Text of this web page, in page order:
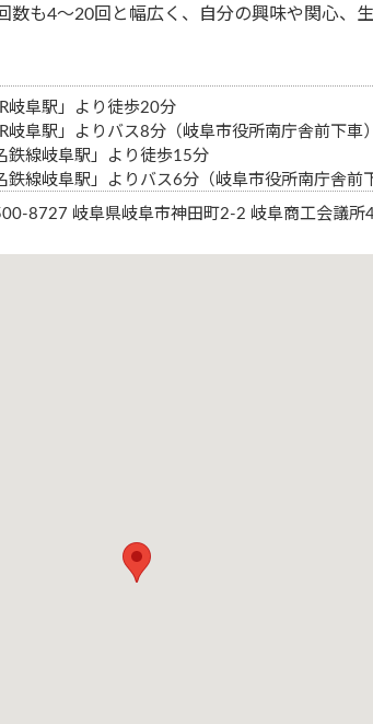
数も4～20回と幅広く、自分の興味や関心、
岐阜駅」より徒歩20分
岐阜駅」よりバス8分（岐阜市役所南庁舎前下車）
鉄線岐阜駅」より徒歩15分
鉄線岐阜駅」よりバス6分（岐阜市役所南庁舎前
8727 岐阜県岐阜市神田町2-2 岐阜商工会議所